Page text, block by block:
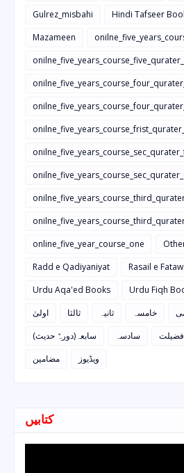
Gulrez_misbahi
Hindi Tafseer
Mazameen
online_five_year_course_one
Radd e Qadiyaniyat
Rasail e
Urdu Aqa'ed Books
Urdu Fiqh
اولیٰ
ثالثا ثانیہ خامسہ
سابعہ(دورہٌ حدیث)
سادسہ فضیلت
مضامین
ویڈیوز
کتابیں